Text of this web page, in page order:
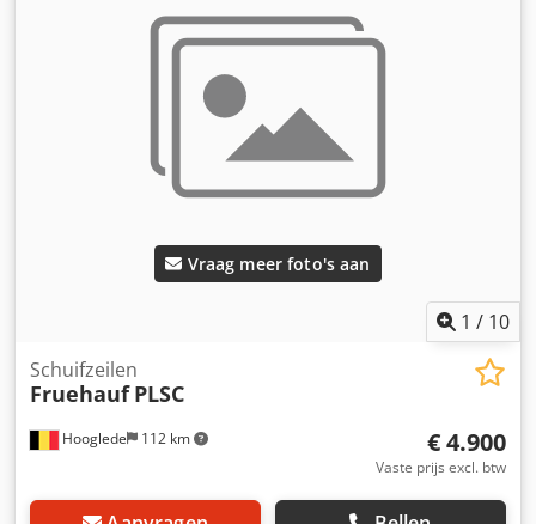
Vraag meer foto's aan
1 / 10
Hooglede 112 km
Schuifzeilen
Fruehauf PLSC
€ 4.900
Vaste prijs excl. btw